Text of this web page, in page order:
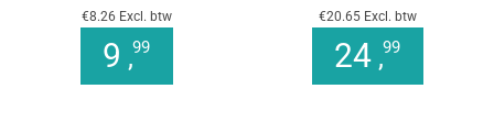
€8.26 Excl. btw
9 ,99
€20.65 Excl. btw
24 ,99